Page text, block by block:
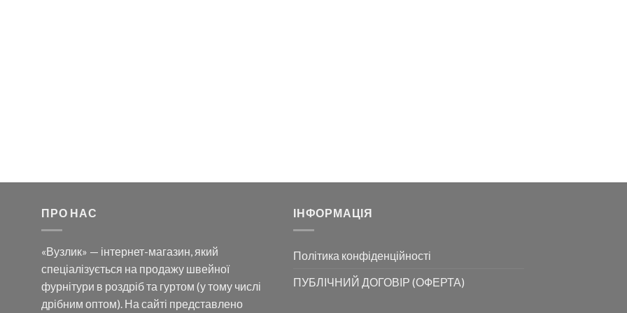
ПРО НАС
«Вузлик» — інтернет-магазин, який
спеціалізується на продажу швейної
фурнітури в роздріб та гуртом (у тому числі
дрібним оптом). На сайті представлено
ІНФОРМАЦІЯ
Політика конфіденційності
ПУБЛІЧНИЙ ДОГОВІР (ОФЕРТА)